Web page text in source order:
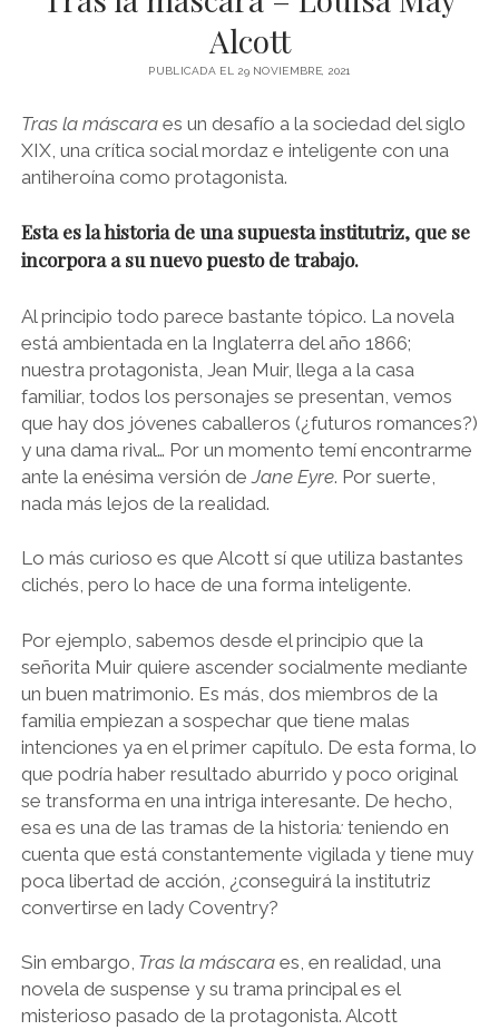
NOVELA GRÁFICA
BOOKTAG
LITERATURA INFANTIL Y JUVENIL
NOVEDADES DEL MES
Alcott
PUBLICADA EL 29 NOVIEMBRE, 2021
Tras la máscaraes un desafío a la sociedad del siglo
XIX, una crítica social mordaz e inteligente con una
antiheroína como protagonista.
Esta es la historia de una supuesta institutriz, que se
incorpora a su nuevo puesto de trabajo.
Al principio todo parece bastante tópico. La novela
está ambientada en la Inglaterra del año 1866;
nuestra protagonista, Jean Muir, llega a la casa
familiar, todos los personajes se presentan, vemos
que hay dos jóvenes caballeros (¿futuros romances?)
y una dama rival… Por un momento temí encontrarme
ante la enésima versión deJane Eyre. Por suerte,
nada más lejos de la realidad.
Lo más curioso es que Alcott sí que utiliza bastantes
clichés, pero lo hace de una forma inteligente.
Por ejemplo, sabemos desde el principio que la
señorita Muir quiere ascender socialmente mediante
un buen matrimonio. Es más, dos miembros de la
familia empiezan a sospechar que tiene malas
intenciones ya en el primer capítulo. De esta forma, lo
que podría haber resultado aburrido y poco original
se transforma en una intriga interesante. De hecho,
esa es una de las tramas de la historia:teniendo en
cuenta que está constantemente vigilada y tiene muy
poca libertad de acción, ¿conseguirá la institutriz
convertirse en lady Coventry?
Sin embargo, Tras la máscaraes, en realidad, una
novela de suspense y su trama principal es el
misterioso pasado de la protagonista. Alcott